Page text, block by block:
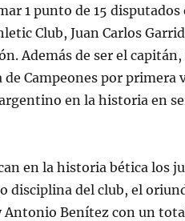
1 punto de 15
Club, Juan Carlos
Además de ser el
Campeones por primera
en la historia en
en la historia bética los
disciplina del club, el
Antonio Benítez con un